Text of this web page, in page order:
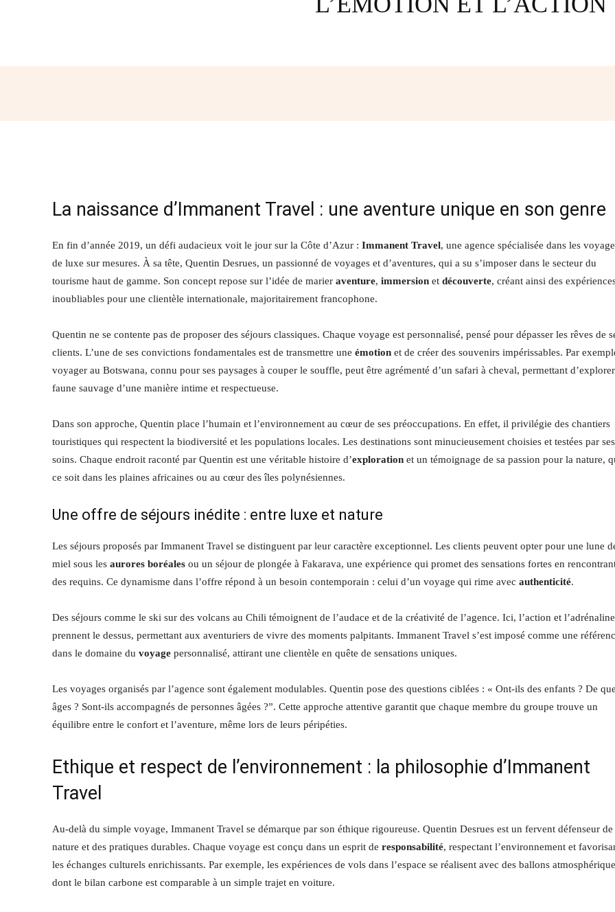
La naissance d’Immanent Travel : une aventure unique en son genre
En fin d’année 2019, un défi audacieux voit le jour sur la Côte d’Azur : Immanent Travel, une agence spécialisée dans les
de luxe sur mesures. À sa tête, Quentin Desrues, un passionné de voyages et d’aventures, qui a su s’imposer dans le secteur du
tourisme haut de gamme. Son concept repose sur l’idée de marier aventure, immersion et découverte, créant ainsi des
inoubliables pour une clientèle internationale, majoritairement francophone.
Quentin ne se contente pas de proposer des séjours classiques. Chaque voyage est personnalisé, pensé pour dépasser les rêves de
clients. L’une de ses convictions fondamentales est de transmettre une émotion et de créer des souvenirs impérissables. Par
voyager au Botswana, connu pour ses paysages à couper le souffle, peut être agrémenté d’un safari à cheval, permettant
faune sauvage d’une manière intime et respectueuse.
Dans son approche, Quentin place l’humain et l’environnement au cœur de ses préoccupations. En effet, il privilégie des chantiers
touristiques qui respectent la biodiversité et les populations locales. Les destinations sont minucieusement choisies et testées par ses
soins. Chaque endroit raconté par Quentin est une véritable histoire d’exploration et un témoignage de sa passion pour la nature,
ce soit dans les plaines africaines ou au cœur des îles polynésiennes.
Une offre de séjours inédite : entre luxe et nature
Les séjours proposés par Immanent Travel se distinguent par leur caractère exceptionnel. Les clients peuvent opter pour une lune
miel sous les aurores boréales ou un séjour de plongée à Fakarava, une expérience qui promet des sensations fortes en
des requins. Ce dynamisme dans l’offre répond à un besoin contemporain : celui d’un voyage qui rime avec authenticité.
Des séjours comme le ski sur des volcans au Chili témoignent de l’audace et de la créativité de l’agence. Ici, l’action et l’adrénaline
prennent le dessus, permettant aux aventuriers de vivre des moments palpitants. Immanent Travel s’est imposé comme une
dans le domaine du voyage personnalisé, attirant une clientèle en quête de sensations uniques.
Les voyages organisés par l’agence sont également modulables. Quentin pose des questions ciblées : « Ont-ils des enfants ? De
âges ? Sont-ils accompagnés de personnes âgées ?”. Cette approche attentive garantit que chaque membre du groupe trouve un
équilibre entre le confort et l’aventure, même lors de leurs péripéties.
Ethique et respect de l’environnement : la philosophie d’Immanent
Travel
Au-delà du simple voyage, Immanent Travel se démarque par son éthique rigoureuse. Quentin Desrues est un fervent défenseur de
nature et des pratiques durables. Chaque voyage est conçu dans un esprit de responsabilité, respectant l’environnement et
les échanges culturels enrichissants. Par exemple, les expériences de vols dans l’espace se réalisent avec des ballons
dont le bilan carbone est comparable à un simple trajet en voiture.